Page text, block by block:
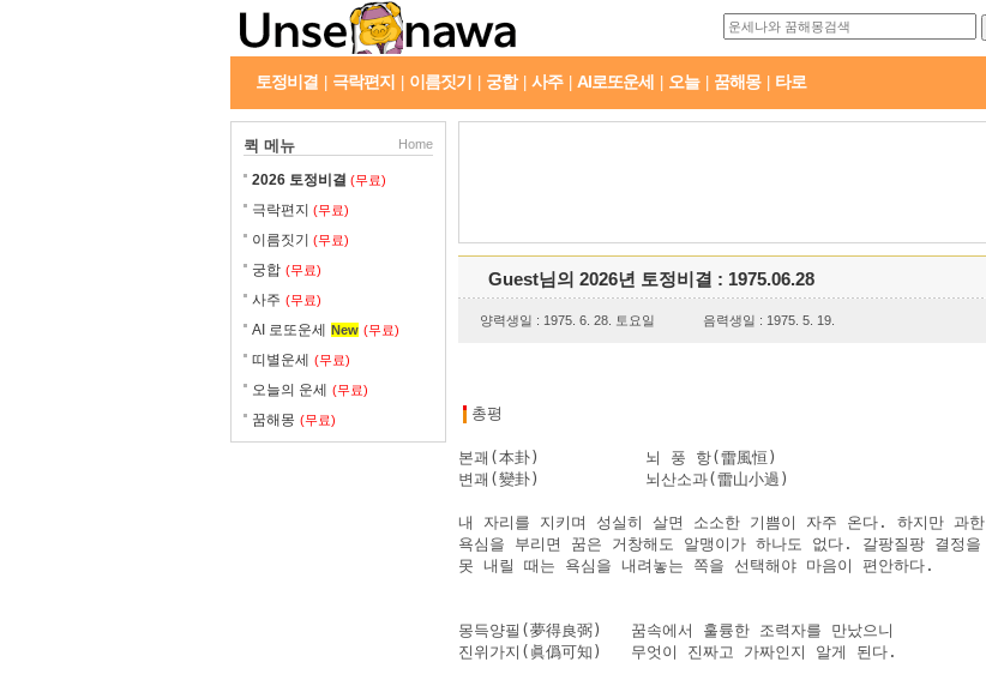
토정비결 극락편지 이름짓기 궁합 사주 AI로또운세 오늘 꿈해몽 타로
퀵 메뉴 Home
2026 토정비결 (무료)
극락편지 (무료)
이름짓기 (무료)
궁합 (무료)
사주 (무료)
AI 로또운세 New (무료)
띠별운세 (무료)
오늘의 운세 (무료)
꿈해몽 (무료)
Guest님의 2026년 토정비결 : 1975.06.28
양력생일 : 1975. 6. 28. 토요일 음력생일 : 1975. 5. 19.
총평
본괘(本卦)           뇌 풍 항(雷風恒)
변괘(變卦)           뇌산소과(雷山小過)
내 자리를 지키며 성실히 살면 소소한 기쁨이 자주 온다. 하지만 과한
욕심을 부리면 꿈은 거창해도 알맹이가 하나도 없다. 갈팡질팡 결정을
못 내릴 때는 욕심을 내려놓는 쪽을 선택해야 마음이 편안하다.
몽득양필(夢得良弼)   꿈속에서 훌륭한 조력자를 만났으니
진위가지(眞僞可知)   무엇이 진짜고 가짜인지 알게 된다.